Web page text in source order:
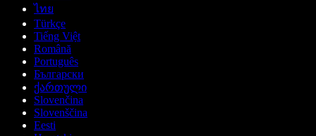
ไทย
Türkçe
Tiếng Việt
Română
Português
Български
ქართული
Slovenčina
Slovenščina
Eesti